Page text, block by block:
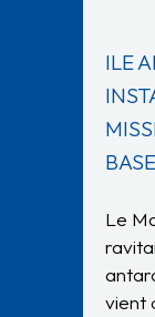
ILE
Le
vient